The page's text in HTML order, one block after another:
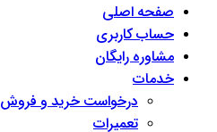
صفحه اصلی
حساب کاربری
مشاوره رایگان
خدمات
درخواست خرید و فروش
تعمیرات